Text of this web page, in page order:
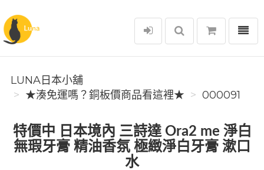
Luna日本小舖
選單
LUNA日本小舖
★湊免運嗎？銅板價商品看這裡★
000091
特價中 日本境內 三詩達 Ora2 me 淨白
無瑕牙膏 精油香氛 極緻淨白牙膏 漱口
水